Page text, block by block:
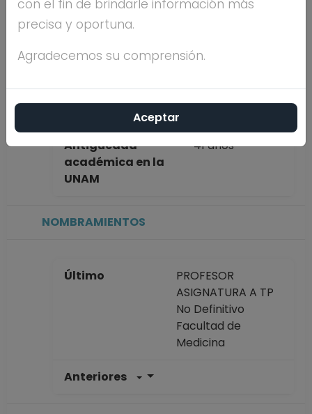
Máximo nivel de
DOCTORADO
Antigüedad
académica en la
UNAM
41 años
NOMBRAMIENTOS
Último
PROFESOR
ASIGNATURA A TP
No Definitivo
Facultad de
Medicina
Anteriores
con el fin de brindarle información más
precisa y oportuna.
Agradecemos su comprensión.
Aceptar